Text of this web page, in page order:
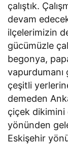
çalıştık.
devam
ilçelerimizin
gücümüzle
begonya,
vapurdumanı
çeşitli
demeden
çiçek dikimini
yönünden
Eskişehir